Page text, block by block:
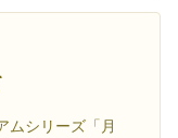
ムシリーズ「月